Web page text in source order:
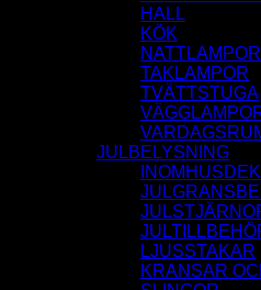
HALL
KÖK
NATTLAMPOR
TAKLAMPOR
TVÄTTSTUGA
JULBELYSNING
LJUSSTAKAR
KRANSAR